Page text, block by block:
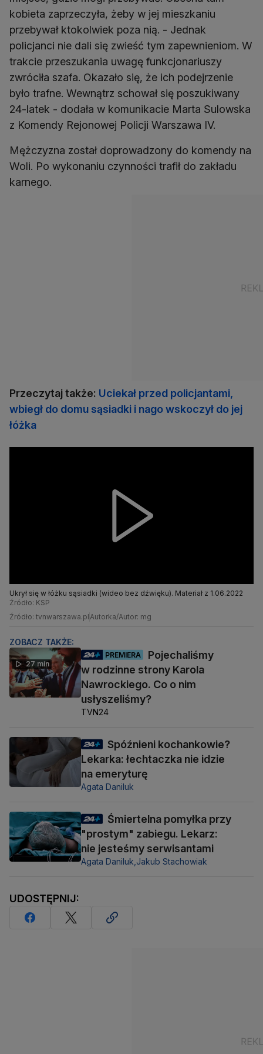
kobieta zaprzeczyła, żeby w jej mieszkaniu
przebywał ktokolwiek poza nią. - Jednak
policjanci nie dali się zwieść tym zapewnieniom. W
trakcie przeszukania uwagę funkcjonariuszy
zwróciła szafa. Okazało się, że ich podejrzenie
było trafne. Wewnątrz schował się poszukiwany
24-latek - dodała w komunikacie Marta Sulowska
z Komendy Rejonowej Policji Warszawa IV.
Mężczyzna został doprowadzony do komendy na
Woli. Po wykonaniu czynności trafił do zakładu
karnego.
Przeczytaj także: Uciekał przed policjantami,
wbiegł do domu sąsiadki i nago wskoczył do jej
łóżka
Ukrył się w łóżku sąsiadki (wideo bez dźwięku). Materiał z 1.06.2022
Źródło: KSP
Źródło: tvnwarszawa.plAutorka/Autor: mg
ZOBACZ TAKŻE:
27 min
PREMIERA
Pojechaliśmy
w rodzinne strony Karola
Nawrockiego. Co o nim
usłyszeliśmy?
TVN24
Spóźnieni kochankowie?
Lekarka: łechtaczka nie idzie
na emeryturę
Agata Daniluk
Śmiertelna pomyłka przy
"prostym" zabiegu. Lekarz:
nie jesteśmy serwisantami
Agata Daniluk, Jakub Stachowiak
UDOSTĘPNIJ: